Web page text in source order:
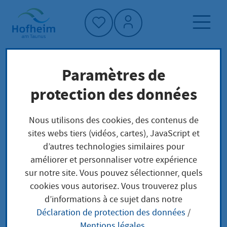
Accueil"
Page d'accueil
Trouver un service
Préoccupations locales
Feststellung der Eignung von
Adoptionsbewerber/Adoptionsbewerberinnen
für eine Inlandsadoption
Feststellung der
Eignung von
Paramètres de
protection des données
Nous utilisons des cookies, des contenus de
sites webs tiers (vidéos, cartes), JavaScript et
d’autres technologies similaires pour
améliorer et personnaliser votre expérience
sur notre site. Vous pouvez sélectionner, quels
cookies vous autorisez. Vous trouverez plus
d’informations à ce sujet dans notre
Déclaration de protection des données /